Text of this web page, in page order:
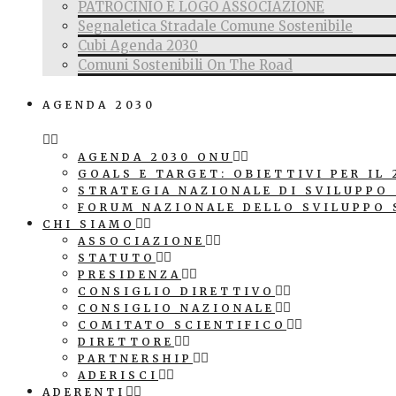
PATROCINIO E LOGO ASSOCIAZIONE
Segnaletica Stradale Comune Sostenibile
Cubi Agenda 2030
Comuni Sostenibili On The Road
AGENDA 2030
AGENDA 2030 ONU
GOALS E TARGET: OBIETTIVI PER IL
STRATEGIA NAZIONALE DI SVILUPPO
FORUM NAZIONALE DELLO SVILUPPO
CHI SIAMO
ASSOCIAZIONE
STATUTO
PRESIDENZA
CONSIGLIO DIRETTIVO
CONSIGLIO NAZIONALE
COMITATO SCIENTIFICO
DIRETTORE
PARTNERSHIP
ADERISCI
ADERENTI